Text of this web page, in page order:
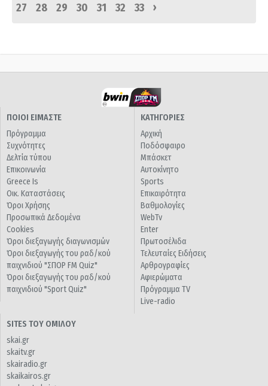
27
28 29 30 31 32 33 ›
ΠΟΙΟΙ ΕΙΜΑΣΤΕ
Πρόγραμμα
Συχνότητες
Δελτία τύπου
Επικοινωνία
Greece Is
Οικ. Καταστάσεις
Όροι Χρήσης
Προσωπικά Δεδομένα
Cookies
Όροι διεξαγωγής διαγωνισμών
Όροι διεξαγωγής του ραδ/κού
παιχνιδιού "ΣΠΟΡ FM Quiz"
Όροι διεξαγωγής του ραδ/κού
παιχνιδιού "Sport Quiz"
ΚΑΤΗΓΟΡΙΕΣ
Αρχική
Ποδόσφαιρο
Μπάσκετ
Αυτοκίνητο
Sports
Επικαιρότητα
Βαθμολογίες
WebTv
Enter
Πρωτοσέλιδα
Τελευταίες Ειδήσεις
Αρθρογραφίες
Αφιερώματα
Πρόγραμμα TV
Live-radio
SITES ΤΟΥ ΟΜΙΛΟΥ
skai.gr
skaitv.gr
skairadio.gr
skaikairos.gr